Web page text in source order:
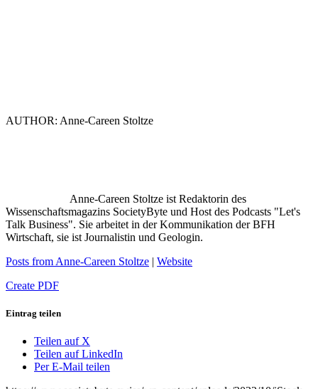
AUTHOR: Anne-Careen Stoltze
Anne-Careen Stoltze ist Redaktorin des
Wissenschaftsmagazins SocietyByte und Host des Podcasts "Let's
Talk Business". Sie arbeitet in der Kommunikation der BFH
Wirtschaft, sie ist Journalistin und Geologin.
Posts from Anne-Careen Stoltze | Website
Create PDF
Eintrag teilen
Teilen auf X
Teilen auf LinkedIn
Per E-Mail teilen